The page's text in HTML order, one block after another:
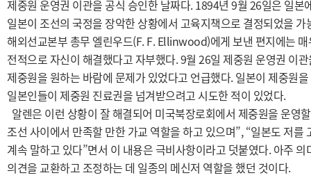
제중원 운영권 이관을 공식 승인한 날짜다. 1894년 9월 26일은 일
일본이 조선의 국정을 장악한 상황에서 고육지책으로 결정되었을
해외선교본부 총무 엘린우드(F. F. Ellinwood)에게 보낸 편지에는
전적으로 자신이 해결했다고 자부했다. 9월 26일 제중원 운영권 이
제중원을 원하는 바람에 문제가 있었다고 언급했다. 일본이 제중원
일본인들이 제중원 진료권을 넘겨받으려고 시도한 적이 있었다.
알렌은 이런 상황이 잘 해결되어 미국북장로회에서 제중원을 운영
조선 사이에서 만족할 만한 가교 역할을 하고 있으며”, “일본도 저
계속 말하고 있다”면서 이 내용은 극비사항이라고 덧붙였다. 아주
의견을 교환하고 조정하는 데 일종의 메신저 역할을 했던 것이다.